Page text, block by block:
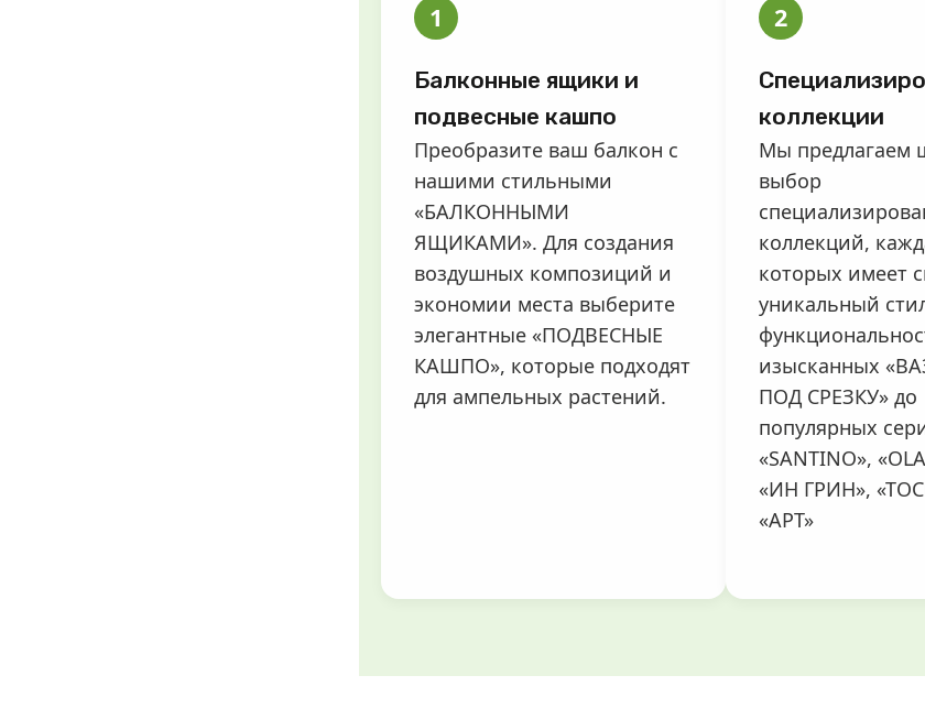
1
Балконные ящики и
подвесные кашпо
Преобразите ваш балкон с
нашими стильными
«БАЛКОННЫМИ
ЯЩИКАМИ». Для создания
воздушных композиций и
экономии места выберите
элегантные «ПОДВЕСНЫЕ
КАШПО», которые подходят
для ампельных растений.
2
коллекции
Мы предлагаем
выбор
коллекций,
которых имеет
уникальный
изысканных
ПОД СРЕЗКУ» до
популярных
«SANTINO»,
«ИН ГРИН»,
«АРТ»